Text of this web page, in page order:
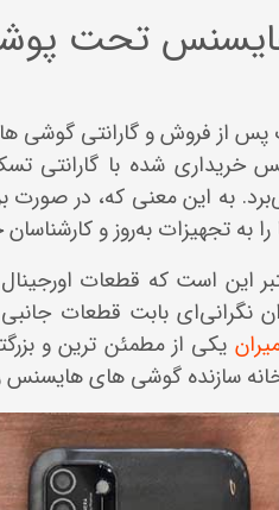
هایسنس تحت
از فروش و گارانتی گوشی
به این معنی که، در صورت
این است که قطعات
نگرانی‌ای بابت قطعات
یکی از مطمئن ترین و
سازنده گوشی های هایسنس